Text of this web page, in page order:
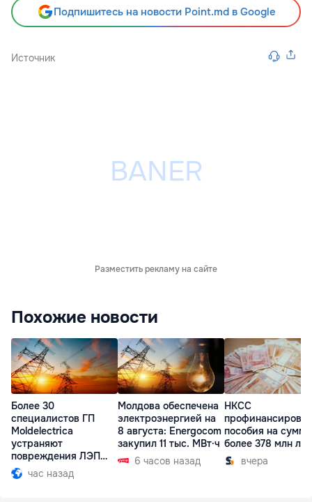
Подпишитесь на новости Point.md в Google
Источник
Разместить рекламу на сайте
Похожие новости
Более 30
специалистов ГП
Moldelectrica
устраняют
повреждения ЛЭП
Бельцы-Днестровск
час назад
Молдова обеспечена
электроэнергией на
8 августа: Energocom
закупил 11 тыс. МВт·ч
6 часов назад
НКСС
пособия на сумму
более 378 млн
вчера